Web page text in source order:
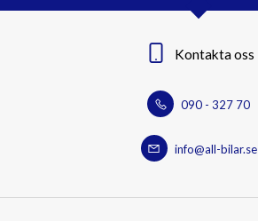
Kontakta oss
090 - 327 70
info@all-bilar.se